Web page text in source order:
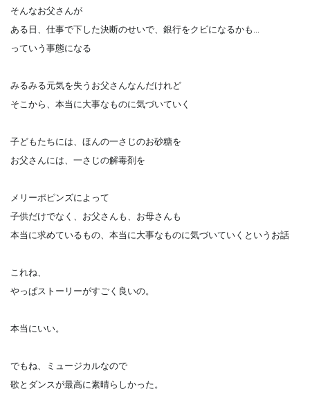
そんなお父さんが
ある日、仕事で下した決断のせいで、銀行をクビになるかも…
っていう事態になる
みるみる元気を失うお父さんなんだけれど
そこから、本当に大事なものに気づいていく
子どもたちには、ほんの一さじのお砂糖を
お父さんには、一さじの解毒剤を
メリーポピンズによって
子供だけでなく、お父さんも、お母さんも
本当に求めているもの、本当に大事なものに気づいていくというお話
これね、
やっぱストーリーがすごく良いの。
本当にいい。
でもね、ミュージカルなので
歌とダンスが最高に素晴らしかった。